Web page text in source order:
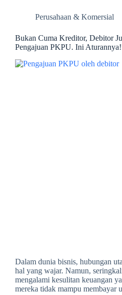
Perusahaan & Komersial
Bukan Cuma Kreditor, Debitor
Pengajuan PKPU. Ini
Dalam dunia bisnis, hubungan
hal yang wajar. Namun,
mengalami kesulitan keuangan
mereka tidak mampu membayar